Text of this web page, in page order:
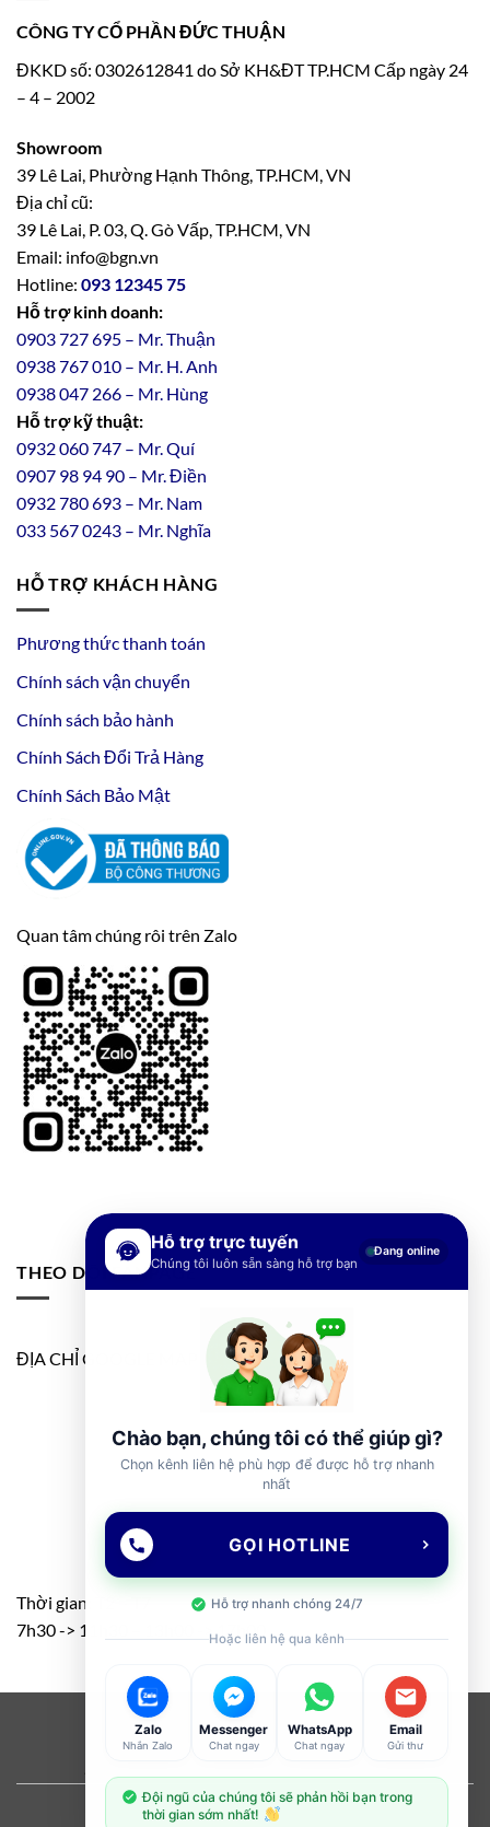
CÔNG TY CỔ PHẦN ĐỨC THUẬN
ĐKKD số: 0302612841 do Sở KH&ĐT TP.HCM Cấp ngày 24
– 4 – 2002
Showroom
39 Lê Lai, Phường Hạnh Thông, TP.HCM, VN
Địa chỉ cũ:
39 Lê Lai, P. 03, Q. Gò Vấp, TP.HCM, VN
Email: info@bgn.vn
Hotline: 093 12345 75
Hỗ trợ kinh doanh:
0903 727 695 – Mr. Thuận
0938 767 010 – Mr. H. Anh
0938 047 266 – Mr. Hùng
Hỗ trợ kỹ thuật:
0932 060 747 – Mr. Quí
0907 98 94 90 – Mr. Điền
0932780693 – Mr. Nam
033 567 0243 – Mr. Nghĩa
HỖ TRỢ KHÁCH HÀNG
Phương thức thanh toán
Chính sách vận chuyển
Chính sách bảo hành
Chính Sách Đổi Trả Hàng
Chính Sách Bảo Mật
Quan tâm chúng rôi trên Zalo
THEO DÕI FANPAGE
ĐỊA CHỈ GOOGLE MAP
Thời gian: T2 – T7
7h30 -> 11h30 – 13h00 -> 17h00
Visa PayPal Stripe MasterCard
Cash
On
Delivery
Copyright 2026 ©Flatsome Theme
Hỗ trợ trực tuyến
Chúng tôi luôn sẵn sàng hỗ trợ bạn
Đang online
Chào bạn, chúng tôi có thể giúp gì?
Chọn kênh liên hệ phù hợp để được hỗ trợ nhanh
nhất
GỌI HOTLINE
Hỗ trợ nhanh chóng 24/7
Hoặc liên hệ qua kênh
Zalo
Nhắn Zalo
Messenger
Chat ngay
WhatsApp
Chat ngay
Email
Gửi thư
Đội ngũ của chúng tôi sẽ phản hồi bạn trong
thời gian sớm nhất!